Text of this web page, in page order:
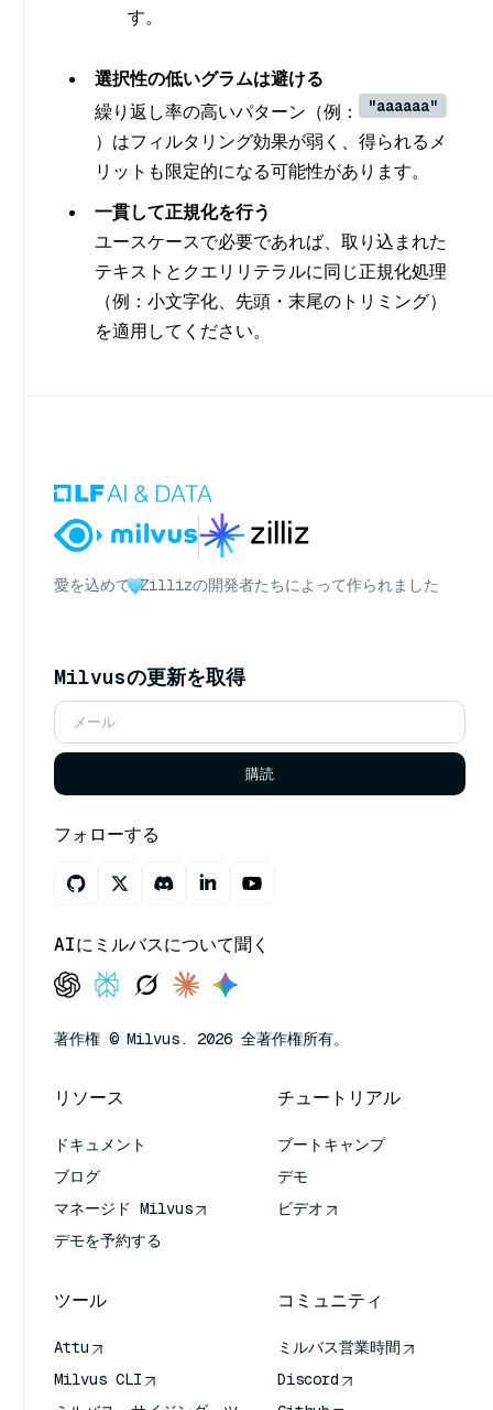
す。
選択性の低いグラムは避ける
繰り返し率の高いパターン（例：
"aaaaaa"
）はフィルタリング効果が弱く、得られるメ
リットも限定的になる可能性があります。
一貫して正規化を行う
ユースケースで必要であれば、取り込まれた
テキストとクエリリテラルに同じ正規化処理
（例：小文字化、先頭・末尾のトリミング）
を適用してください。
愛を込めて Zillizの開発者たちによって作られました
Milvusの更新を取得
購読
フォローする
AIにミルバスについて聞く
著作権 © Milvus. 2026 全著作権所有。
リソース
ドキュメント
ブログ
マネージド Milvus
デモを予約する
チュートリアル
ブートキャンプ
デモ
ビデオ
ツール
Attu
Milvus CLI
コミュニティ
ミルバス営業時間
Discord